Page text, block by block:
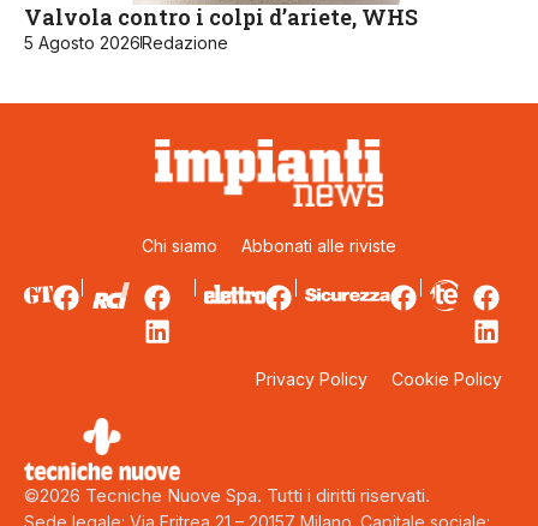
Valvola contro i colpi d’ariete, WHS
5 Agosto 2026Redazione
Chi siamo Abbonati alle riviste
Privacy Policy Cookie Policy
©2026 Tecniche Nuove Spa. Tutti i diritti riservati.
Sede legale: Via Eritrea 21 – 20157 Milano. Capitale sociale: